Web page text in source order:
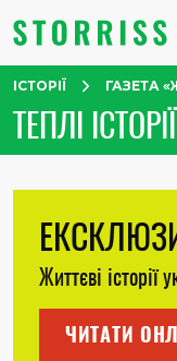
ІСТОРІЇ ГАЗЕТА
ТЕПЛІ
Життєві історії
ЧИТАТИ